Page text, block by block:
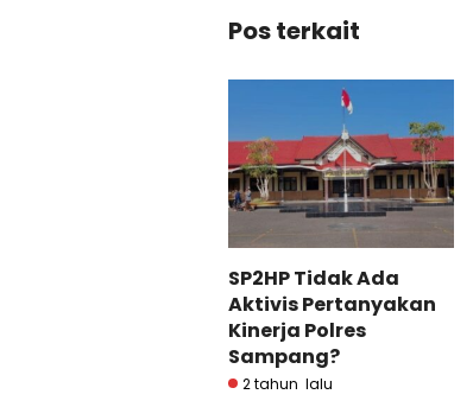
Pos terkait
SP2HP Tidak Ada
Aktivis Pertanyakan
Kinerja Polres
Sampang?
2 tahun lalu